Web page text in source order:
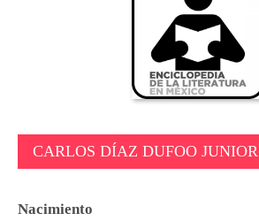
CARLOS DÍAZ DUFOO JUNIOR
Nacimiento